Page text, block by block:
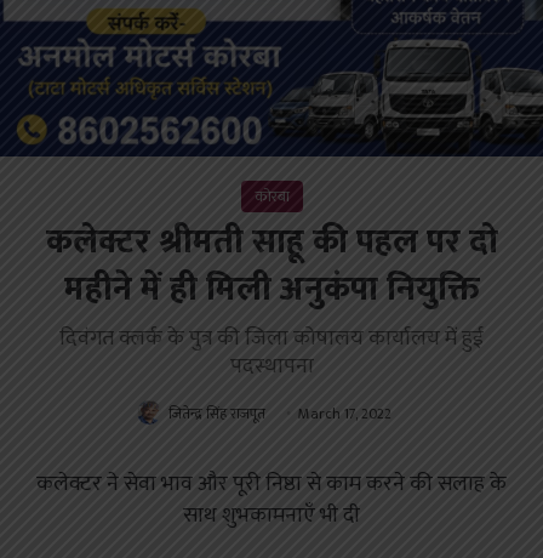
कोरबा
कलेक्टर श्रीमती साहू की पहल पर दो
महीने में ही मिली अनुकंपा नियुक्ति
दिवंगत क्लर्क के पुत्र की जिला कोषालय कार्यालय में हुई
पदस्थापना
जितेन्द्र सिंह राजपूत March 17, 2022
कलेक्टर ने सेवा भाव और पूरी निष्ठा से काम करने की सलाह के
साथ शुभकामनाएँ भी दी